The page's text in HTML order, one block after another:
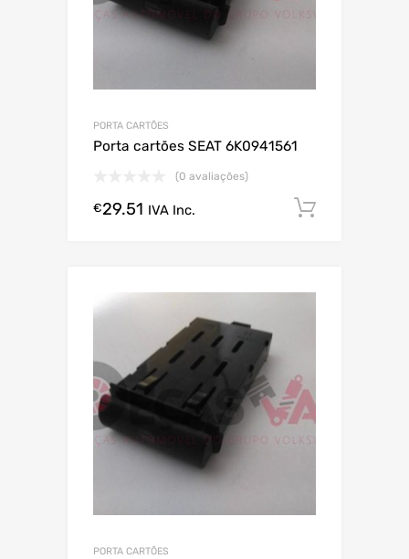
PORTA CARTÕES
Porta cartões SEAT 6K0941561
(0 avaliações)
€29.51 IVA Inc.
PORTA CARTÕES